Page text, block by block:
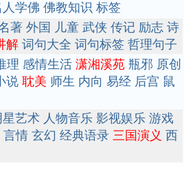
人学佛 佛教知识 标签
著 外国 儿童 武侠 传记 励志 诗
解 词句大全 词句标签 哲理句子
理 感情生活 潇湘溪苑 瓶邪 原创
说 耽美 师生 内向 易经 后宫 鼠
星艺术 人物音乐 影视娱乐 游戏
言情 玄幻 经典语录 三国演义 西